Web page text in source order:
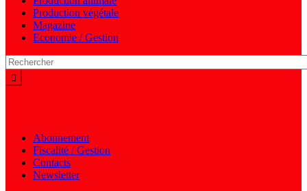
Production végétale
Magazine
Economie / Gestion
Abonnement
Fiscalité / Gestion
Contacts
Newsletter